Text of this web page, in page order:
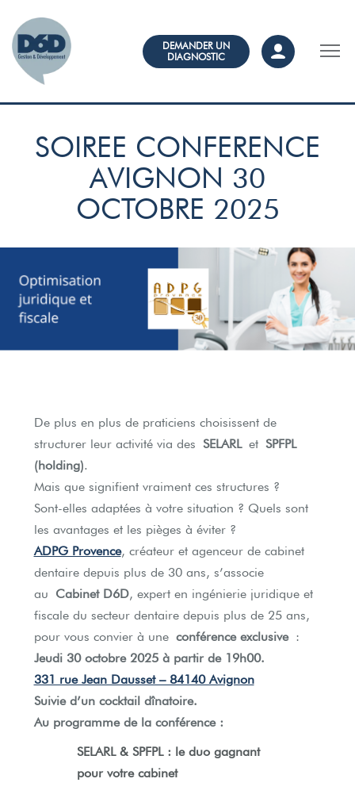
DEMANDER UN
DIAGNOSTIC
SOIREE CONFERENCE
AVIGNON 30
OCTOBRE 2025
De plus en plus de praticiens choisissent de
structurer leur activité via des SELARLet SPFPL
(holding).
Mais que signifient vraiment ces structures ?
Sont-elles adaptées à votre situation ? Quels sont
les avantages et les pièges à éviter ?
ADPG Provence, créateur et agenceur de cabinet
dentaire depuis plus de 30 ans, s’associe
au Cabinet D6D, expert en ingénierie juridique et
fiscale du secteur dentaire depuis plus de 25 ans,
pour vous convier à une conférence exclusive:
Jeudi 30 octobre 2025 à partir de 19h00.
331 rue Jean Dausset – 84140 Avignon
Suivie d’un cocktail dînatoire.
Au programme de la conférence :
SELARL & SPFPL : le duo gagnant
pour votre cabinet